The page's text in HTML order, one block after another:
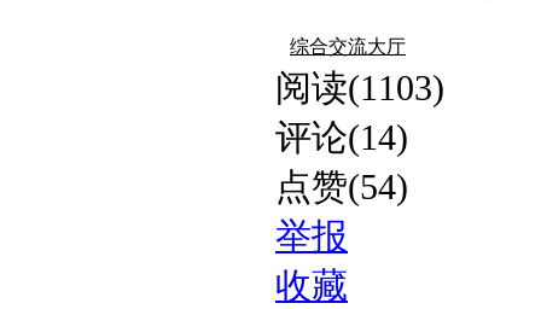
综合交流大厅
阅读(1103)
评论(14)
点赞(54)
举报
收藏